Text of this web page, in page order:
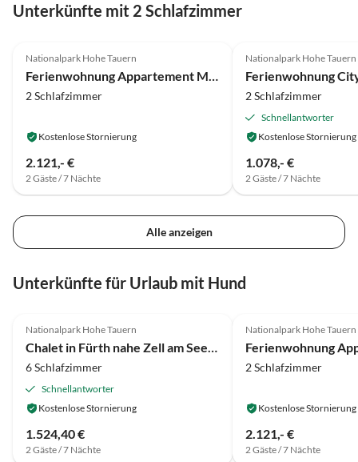
Unterkünfte mit 2 Schlafzimmer
Nationalpark Hohe Tauern
Ferienwohnung Appartement Mary 4-8 Personen
2 Schlafzimmer
Kostenlose Stornierung
2.121,- €
2 Gäste / 7 Nächte
Nationalpark Hohe Tauern
2 Schlafzimmer
Schnellantworter
Kostenlose Stornierung
1.078,- €
2 Gäste / 7 Nächte
Alle anzeigen
Unterkünfte für Urlaub mit Hund
Nationalpark Hohe Tauern
Chalet in Fürth nahe Zell am See Skipisten
6 Schlafzimmer
Schnellantworter
Kostenlose Stornierung
1.524,40 €
2 Gäste / 7 Nächte
Nationalpark Hohe Tauern
2 Schlafzimmer
Kostenlose Stornierung
2.121,- €
2 Gäste / 7 Nächte